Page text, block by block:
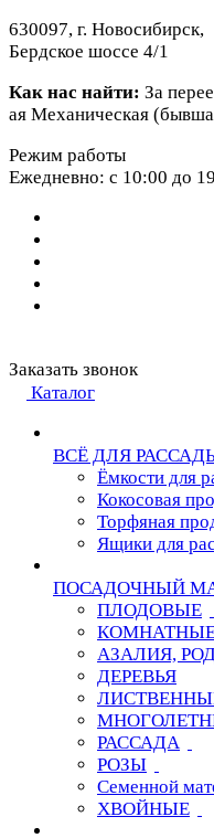
630097, г. Новосибирск,
Бердское шоссе 4/1
Как нас найти: За
ая Механическая
Режим работы
Ежедневно: с 10:00 до
Заказать звонок
Каталог
ВСЁ ДЛЯ
Ёмкости для
Кокосовая
Торфяная
Ящики для
ПОСАДОЧНЫЙ
ПЛОДОВЫЕ
АЗАЛИЯ,
ДЕРЕВЬЯ
РАССАДА
РОЗЫ
Семенной
ХВОЙНЫЕ